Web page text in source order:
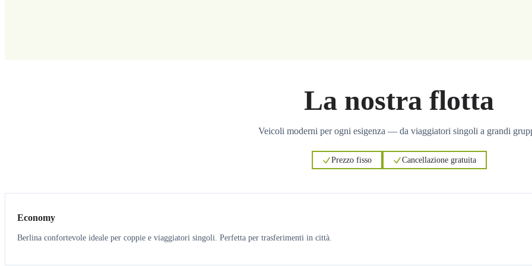
La nostra flotta
Veicoli moderni per ogni esigenza — da viaggiatori singoli a grandi
Prezzo fisso Cancellazione gratuita
Economy
Berlina confortevole ideale per coppie e viaggiatori singoli. Perfetta per trasferimenti in città.